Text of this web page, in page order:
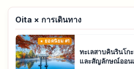
Oita × การเดินทาง
ยอดนิยม #1
ทะเลสาบคินรินโก
และสัญลักษณ์ออน